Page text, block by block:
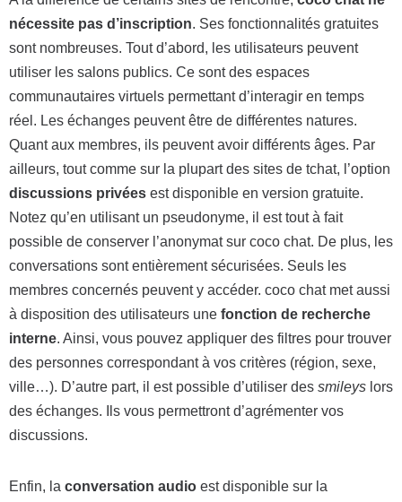
nécessite pas d’inscription. Ses fonctionnalités gratuites
sont nombreuses. Tout d’abord, les utilisateurs peuvent
utiliser les salons publics. Ce sont des espaces
communautaires virtuels permettant d’interagir en temps
réel. Les échanges peuvent être de différentes natures.
Quant aux membres, ils peuvent avoir différents âges. Par
ailleurs, tout comme sur la plupart des sites de tchat, l’option
discussions privées est disponible en version gratuite.
Notez qu’en utilisant un pseudonyme, il est tout à fait
possible de conserver l’anonymat sur coco chat. De plus, les
conversations sont entièrement sécurisées. Seuls les
membres concernés peuvent y accéder. coco chat met aussi
à disposition des utilisateurs une fonction de recherche
interne. Ainsi, vous pouvez appliquer des filtres pour trouver
des personnes correspondant à vos critères (région, sexe,
ville…). D’autre part, il est possible d’utiliser des smileys lors
des échanges. Ils vous permettront d’agrémenter vos
discussions.
Enfin, la conversation audio est disponible sur la